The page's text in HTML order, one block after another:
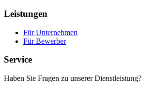
Leistungen
Für Unternehmen
Für Bewerber
Service
Haben Sie Fragen zu unserer Dienstleistung?